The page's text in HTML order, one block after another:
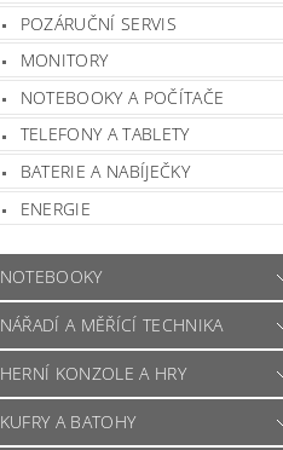
POZÁRUČNÍ SERVIS
MONITORY
NOTEBOOKY A POČÍTAČE
TELEFONY A TABLETY
BATERIE A NABÍJEČKY
ENERGIE
NOTEBOOKY
NÁŘADÍ A MĚŘÍCÍ TECHNIKA
HERNÍ KONZOLE A HRY
KUFRY A BATOHY